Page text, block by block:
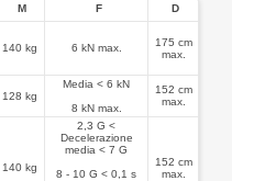
M F D
140 kg 6 kN max.
175 cm
max.
128 kg
Media < 6 kN
8 kN max.
152 cm
max.
140 kg
2,3 G <
Decelerazione
media < 7 G
8 - 10 G < 0,1 s
152 cm
max.